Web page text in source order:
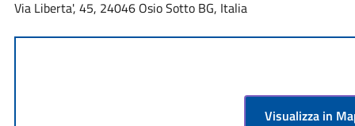
Via Liberta', 45, 24046 Osio Sotto BG, Italia
Visualizza in